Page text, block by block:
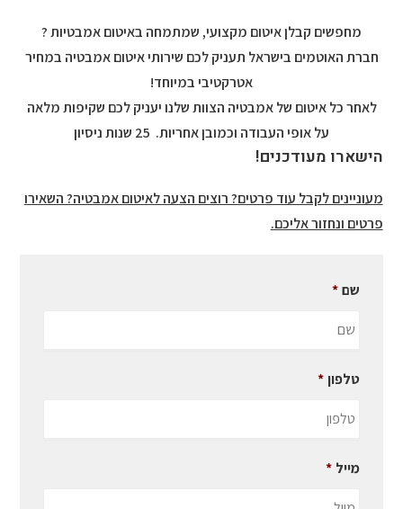
מחפשים קבלן איטום מקצועי, שמתמחה באיטום אמבטיות ?
חברת האוטמים בישראל תעניק לכם שירותי איטום אמבטיה במחיר
אטרקטיבי במיוחד!
לאחר כל איטום של אמבטיה הצוות שלנו יעניק לכם שקיפות מלאה
על אופי העבודה וכמובן אחריות. 25 שנות ניסיון
הישארו מעודכנים!
מעוניינים לקבל עוד פרטים? רוצים הצעה לאיטום אמבטיה? השאירו
פרטים ונחזור אליכם.
שם *
טלפון *
מייל *